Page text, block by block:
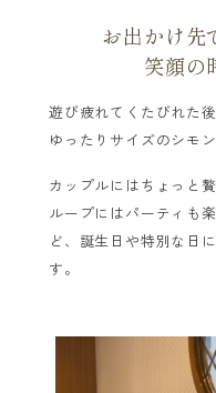
お出かけ先
笑顔の
遊び疲れてくたびれた
ゆったりサイズのシモ
カップルにはちょっと
ループにはパーティも
ど、誕生日や特別な日
す。